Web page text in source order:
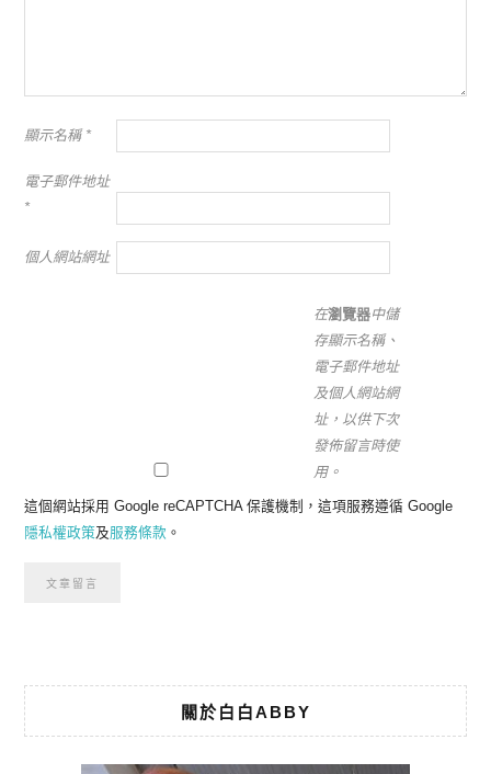
顯示名稱 *
電子郵件地址
*
個人網站網址
在瀏覽器中儲
存顯示名稱、
電子郵件地址
及個人網站網
址，以供下次
發佈留言時使
用。
這個網站採用 Google reCAPTCHA 保護機制，這項服務遵循 Google
隱私權政策及服務條款 。
關於白白ABBY